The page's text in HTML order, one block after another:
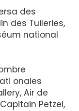
des
des Tuileries,
national
onales
Air de
Petzel,